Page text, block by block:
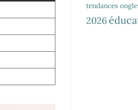
tendances
2026